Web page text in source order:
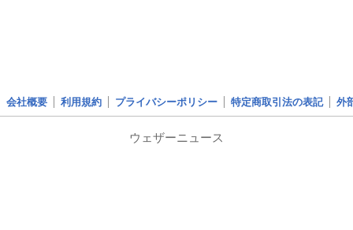
会社概要 利用規約 プライバシーポリシー 特定商取引法の表記 外
ウェザーニュース